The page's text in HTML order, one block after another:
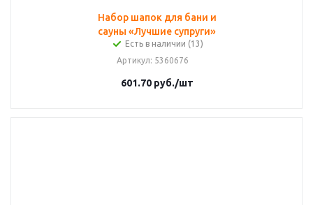
Набор шапок для бани и
сауны «Лучшие супруги»
Есть в наличии (13)
Артикул: 5360676
601.70руб./шт